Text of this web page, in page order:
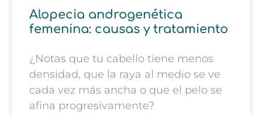
Alopecia androgenética
femenina: causas y tratamiento
¿Notas que tu cabello tiene menos
densidad, que la raya al medio se ve
cada vez más ancha o que el pelo se
afina progresivamente?